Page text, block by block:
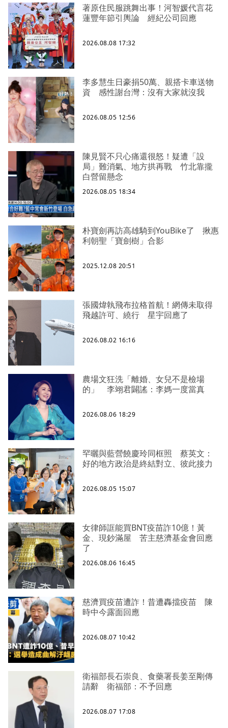
著原住民服跳舞出事！河智媛代言花
蓮豐年節引輿論 經紀公司回應
2026.08.08 17:32
李多慧生日豪捐50萬、親搭卡車送物
資 感性謝台灣：沒有大家就沒我
2026.08.05 12:56
陳見賢不只心痛還很怒！疑遭「設
局」難消氣、地方拱再戰 竹北靠攏
白營留懸念
2026.08.05 18:34
朴寶劍再訪高雄騎到YouBike了 揪惠
利朝聖「寶劍樹」合影
2025.12.08 20:51
張國煒執飛布拉格首航！網傳未取得
飛越許可、繞行 星宇回應了
2026.08.02 16:16
農場文狂洗「離婚、女兒不是檢場
的」 李翊君闢謠：李媽一度當真
2026.08.06 18:29
罕曬與藍營饒慶玲同框照 蔡英文：
好的地方政治是終結對立、彼此接力
2026.08.05 15:07
女律師誆能買BNT疫苗詐10億！黃
金、現鈔滿屋 苦主慈濟基金會回應
了
2026.08.06 16:45
慈濟買疫苗遭詐！昔遭轟擋疫苗 陳
時中今露面回應
2026.08.07 10:42
衛福部長石崇良、食藥署長姜至剛傳
請辭 衛福部：不予回應
2026.08.07 17:08